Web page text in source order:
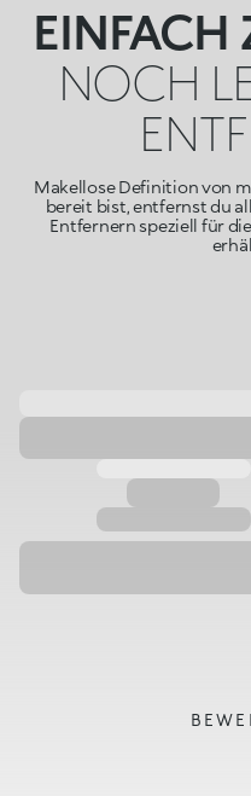
NOCH
Makellose Definition von
bereit bist, entfernst du
Entfernern speziell für